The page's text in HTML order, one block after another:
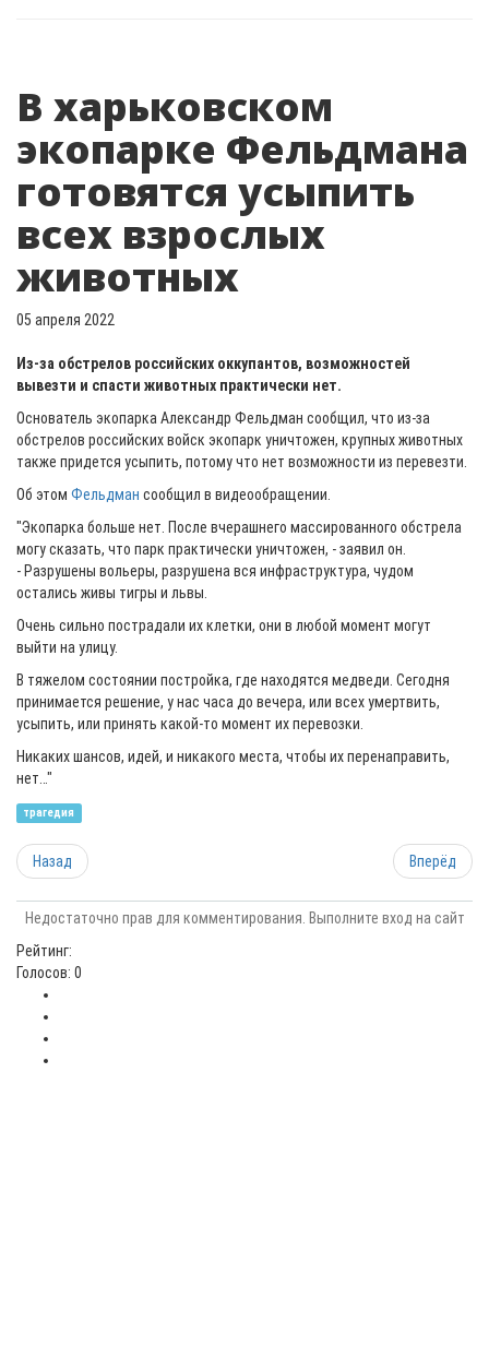
В харьковском
экопарке Фельдмана
готовятся усыпить
всех взрослых
животных
05 апреля 2022
Из-за обстрелов российских оккупантов, возможностей
вывезти и спасти животных практически нет.
Основатель экопарка Александр Фельдман сообщил, что из-за
обстрелов российских войск экопарк уничтожен, крупных животных
также придется усыпить, потому что нет возможности из перевезти.
Об этом Фельдман сообщил в видеообращении.
"Экопарка больше нет. После вчерашнего массированного обстрела
могу сказать, что парк практически уничтожен, - заявил он.
- Разрушены вольеры, разрушена вся инфраструктура, чудом
остались живы тигры и львы.
Очень сильно пострадали их клетки, они в любой момент могут
выйти на улицу.
В тяжелом состоянии постройка, где находятся медведи. Сегодня
принимается решение, у нас часа до вечера, или всех умертвить,
усыпить, или принять какой-то момент их перевозки.
Никаких шансов, идей, и никакого места, чтобы их перенаправить,
нет…"
трагедия
Назад Вперёд
Недостаточно прав для комментирования. Выполните вход на сайт
Рейтинг:
Голосов: 0